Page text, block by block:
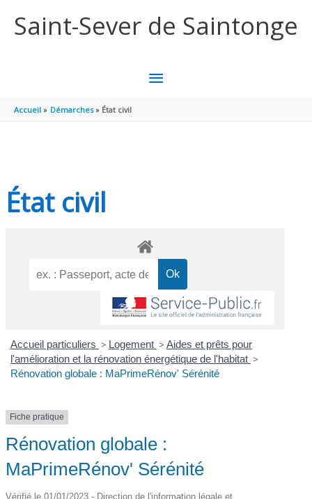
Saint-Sever de Saintonge
MENU
Accueil Démarches État civil
État civil
Accueil particuliers > Logement > Aides et prêts pour
l'amélioration et la rénovation énergétique de l'habitat >
Rénovation globale : MaPrimeRénov' Sérénité
Fiche pratique
Rénovation globale :
MaPrimeRénov' Sérénité
Vérifié le 01/01/2023 - Direction de l'information légale et